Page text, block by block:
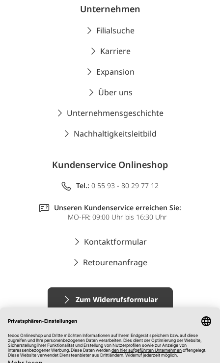
Unternehmen
Filialsuche
Karriere
Expansion
Über uns
Unternehmensgeschichte
Nachhaltigkeitsleitbild
Kundenservice Onlineshop
Tel.: 0 55 93 - 80 29 77 12
Unseren Kundenservice erreichen Sie:
MO-FR: 09:00 Uhr bis 16:30 Uhr
Kontaktformular
Retourenanfrage
Zum Widerrufsformular
Impressum
AGB